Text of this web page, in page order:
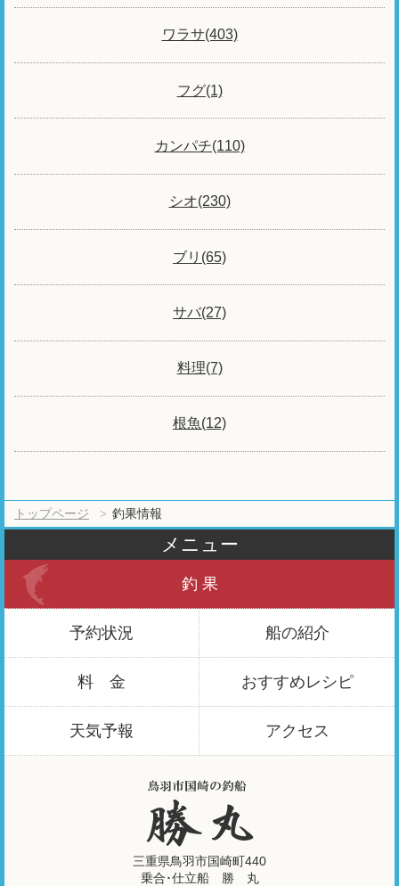
ワラサ(403)
フグ(1)
カンパチ(110)
シオ(230)
ブリ(65)
サバ(27)
料理(7)
根魚(12)
トップページ 釣果情報
メニュー
釣 果
予約状況 船の紹介
料 金 おすすめレシピ
天気予報 アクセス
三重県鳥羽市国崎町440
乗合･仕立船 勝 丸